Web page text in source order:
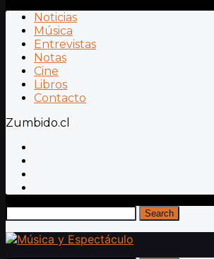
Noticias
Música
Entrevistas
Notas
Cine
Libros
Contacto
Zumbido.cl
Search